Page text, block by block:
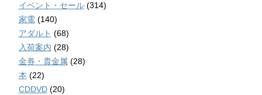
イベント・セール(314)
家電(140)
アダルト (68)
入荷案内 (28)
金券・貴金属 (28)
本 (22)
CDDVD(20)